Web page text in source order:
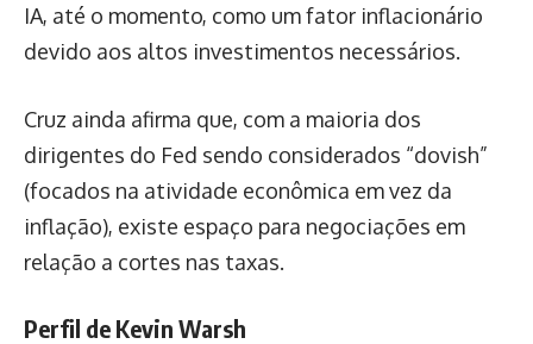
IA, até o momento, como um fator inflacionário
devido aos altos investimentos necessários.
Cruz ainda afirma que, com a maioria dos
dirigentes do Fed sendo considerados “dovish”
(focados na atividade econômica em vez da
inflação), existe espaço para negociações em
relação a cortes nas taxas.
Perfil de Kevin Warsh